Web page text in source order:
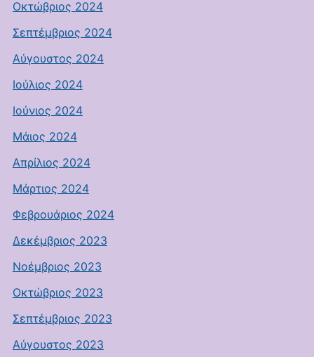
Οκτώβριος 2024
Σεπτέμβριος 2024
Αύγουστος 2024
Ιούλιος 2024
Ιούνιος 2024
Μάιος 2024
Απρίλιος 2024
Μάρτιος 2024
Φεβρουάριος 2024
Δεκέμβριος 2023
Νοέμβριος 2023
Οκτώβριος 2023
Σεπτέμβριος 2023
Αύγουστος 2023